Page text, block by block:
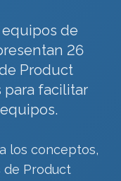
de
26
Product
para facilitar
los conceptos,
de Product